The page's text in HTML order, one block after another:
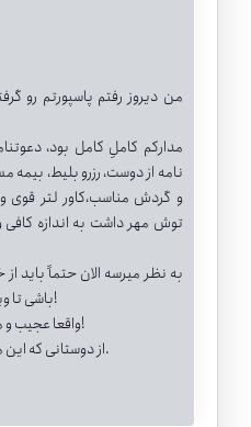
من دیروز رفتم پاسپورتم رو
مدارکم کاملِ کامل بود،
و گردش مناسب،کاور لتر قوی
توش مهر داشت به اندازه
به نظر میرسه الان حتماً باید
باشی تا ویزا بدن یا حداقل ویزای اول نباشی!
واقعا عجیب و مسخرست سیستم #ویزا دادنشون!
از دوستانی که این مدت راهنماییم کردن تشکر میکنم.